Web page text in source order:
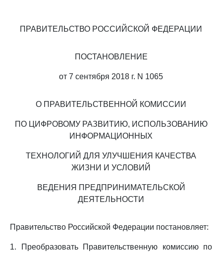
ПРАВИТЕЛЬСТВО РОССИЙСКОЙ ФЕДЕРАЦИИ
ПОСТАНОВЛЕНИЕ
от 7 сентября 2018 г. N 1065
О ПРАВИТЕЛЬСТВЕННОЙ КОМИССИИ
ПО ЦИФРОВОМУ РАЗВИТИЮ, ИСПОЛЬЗОВАНИЮ
ИНФОРМАЦИОННЫХ
ТЕХНОЛОГИЙ ДЛЯ УЛУЧШЕНИЯ КАЧЕСТВА
ЖИЗНИ И УСЛОВИЙ
ВЕДЕНИЯ ПРЕДПРИНИМАТЕЛЬСКОЙ
ДЕЯТЕЛЬНОСТИ
Правительство Российской Федерации постановляет:
1. Преобразовать Правительственную комиссию по